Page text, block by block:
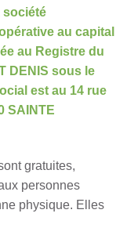
société
au capital
au Registre du
DENIS sous le
est au 14 rue
SAINTE
gratuites,
personnes
physique. Elles